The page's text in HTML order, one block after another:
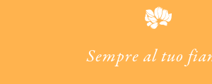
Sempre al tuo